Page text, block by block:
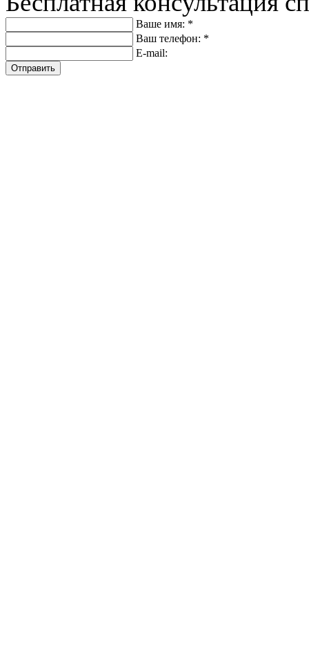
Ваше имя: *
Ваш телефон: *
E-mail:
Отправить